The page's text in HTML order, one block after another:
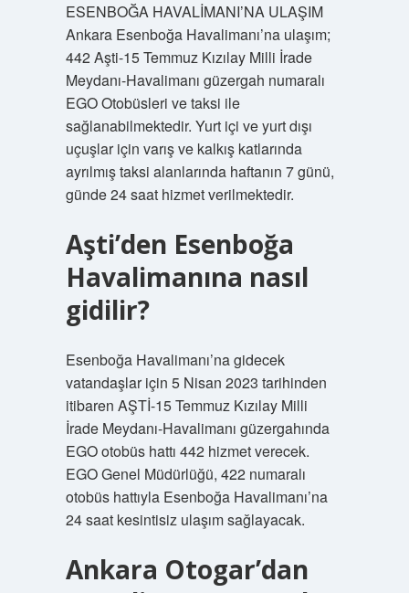
ESENBOĞA HAVALİMANI’NA ULAŞIM
Ankara Esenboğa Havalimanı’na ulaşım;
442 Aşti-15 Temmuz Kızılay Milli İrade
Meydanı-Havalimanı güzergah numaralı
EGO Otobüsleri ve taksi ile
sağlanabilmektedir. Yurt içi ve yurt dışı
uçuşlar için varış ve kalkış katlarında
ayrılmış taksi alanlarında haftanın 7 günü,
günde 24 saat hizmet verilmektedir.
Aşti’den Esenboğa
Havalimanına nasıl
gidilir?
Esenboğa Havalimanı’na gidecek
vatandaşlar için 5 Nisan 2023 tarihinden
itibaren AŞTİ-15 Temmuz Kızılay Milli
İrade Meydanı-Havalimanı güzergahında
EGO otobüs hattı 442 hizmet verecek.
EGO Genel Müdürlüğü, 422 numaralı
otobüs hattıyla Esenboğa Havalimanı’na
24 saat kesintisiz ulaşım sağlayacak.
Ankara Otogar’dan